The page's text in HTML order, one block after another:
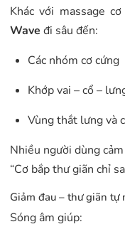
Khác với massage
Wave đi sâu đến:
Các nhóm cơ cứng
Khớp vai – cổ –
Vùng thắt lưng và
Nhiều người dùng
“Cơ bắp thư giãn chỉ
Giảm đau – thư giãn tự
Sóng âm giúp: